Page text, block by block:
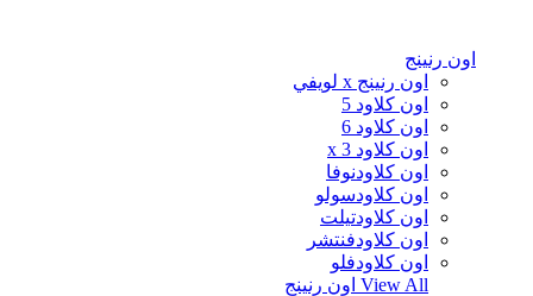
اون رنينج
اون رنينج x لويفي
اون كلاود 5
اون كلاود 6
اون كلاود x 3
اون كلاودنوفا
اون كلاودسولو
اون كلاودتيلت
اون كلاودفنتشر
اون كلاودفلو
View All اون رنينج